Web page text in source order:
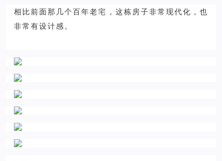
相比前面那几个百年老宅，这栋房子非常现代化，也
非常有设计感。